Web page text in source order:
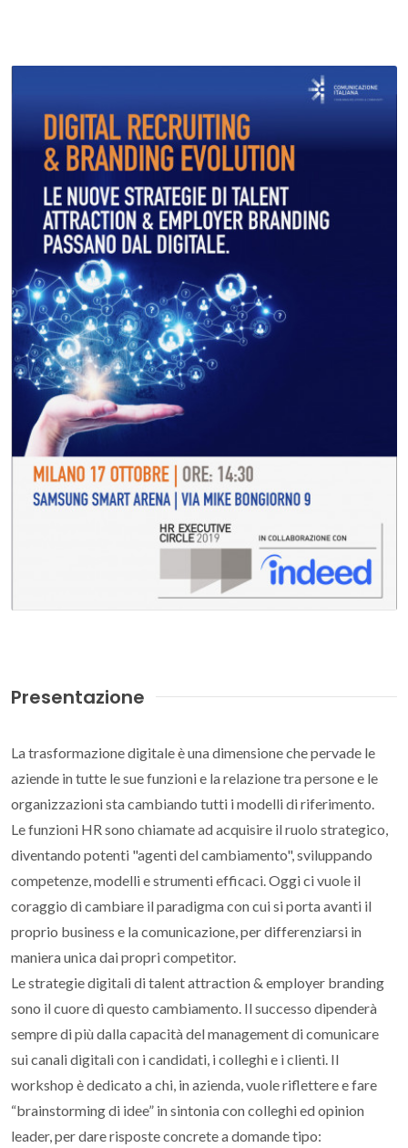
Presentazione
La trasformazione digitale è una dimensione che pervade le
aziende in tutte le sue funzioni e la relazione tra persone e le
organizzazioni sta cambiando tutti i modelli di riferimento.
Le funzioni HR sono chiamate ad acquisire il ruolo strategico,
diventando potenti "agenti del cambiamento", sviluppando
competenze, modelli e strumenti efficaci. Oggi ci vuole il
coraggio di cambiare il paradigma con cui si porta avanti il
proprio business e la comunicazione, per differenziarsi in
maniera unica dai propri competitor.
Le strategie digitali di talent attraction & employer branding
sono il cuore di questo cambiamento. Il successo dipenderà
sempre di più dalla capacità del management di comunicare
sui canali digitali con i candidati, i colleghi e i clienti. Il
workshop è dedicato a chi, in azienda, vuole riflettere e fare
“brainstorming di idee” in sintonia con colleghi ed opinion
leader, per dare risposte concrete a domande tipo: